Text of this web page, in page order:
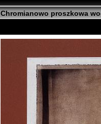
Chromianowo proszkowa